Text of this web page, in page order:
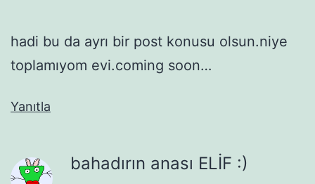
hadi bu da ayrı bir post konusu olsun.niye
toplamıyom evi.coming soon…
Yanıtla
bahadırın anası ELİF :)